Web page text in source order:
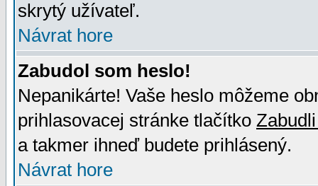
skrytý užívateľ.
Návrat hore
Zabudol som heslo!
Nepanikárte! Vaše heslo môžeme
prihlasovacej stránke tlačítko
a takmer ihneď budete prihlásený.
Návrat hore